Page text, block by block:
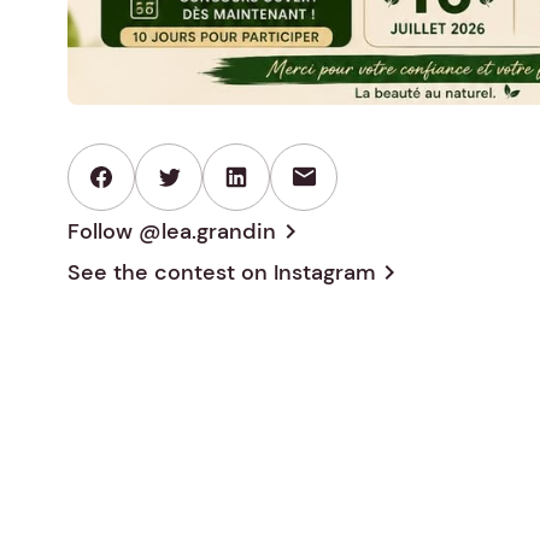
mail
Follow @lea.grandin chevron_right
See the contest on Instagram chevron_right